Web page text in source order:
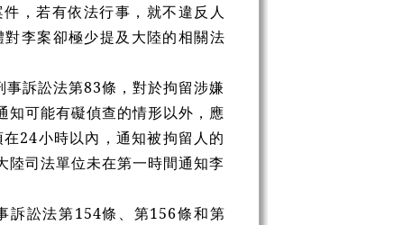
，若有依法行事，就不違反人
李案卻極少提及大陸的相關法
訴訟法第83條，對於拘留涉嫌
知可能有礙偵查的情形以外，應
24小時以內，通知被拘留人的
陸司法單位未在第一時間通知李
訴訟法第154條、第156條和第